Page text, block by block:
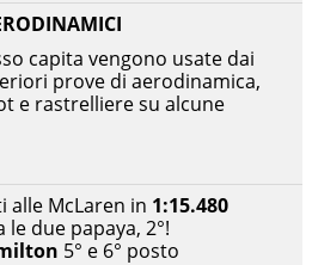
alle McLaren in 1:15.480
due papaya, 2°!
5° e 6° posto
capita vengono usate dai
prove di aerodinamica,
e rastrelliere su alcune